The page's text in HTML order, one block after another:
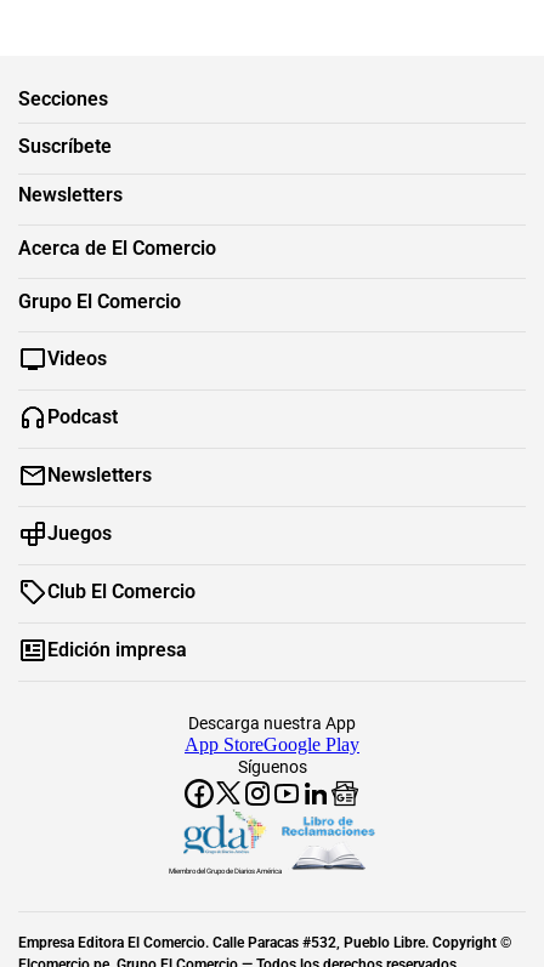
Secciones
Suscríbete
Newsletters
Acerca de El Comercio
Grupo El Comercio
Videos
Podcast
Newsletters
Juegos
Club El Comercio
Edición impresa
Síguenos
Descarga nuestra App
App StoreGoogle Play
Miembro del Grupo de Diarios América
Empresa Editora El Comercio. Calle Paracas #532, Pueblo Libre. Copyright ©